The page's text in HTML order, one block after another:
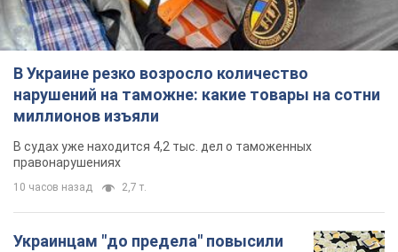
В Украине резко возросло количество
нарушений на таможне: какие товары на сотни
миллионов изъяли
В судах уже находится 4,2 тыс. дел о таможенных
правонарушениях
10 часов назад 2,7 т.
Украинцам "до предела" повысили